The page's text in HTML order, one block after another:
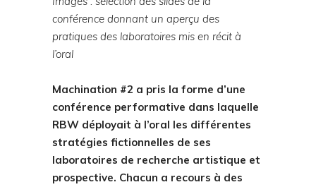
conférence donnant un aperçu des
pratiques des laboratoires mis en récit à
l’oral
Machination #2 a pris la forme d’une
conférence performative dans laquelle
RBW déployait à l’oral les différentes
stratégies fictionnelles de ses
laboratoires de recherche artistique et
prospective. Chacun a recours à des